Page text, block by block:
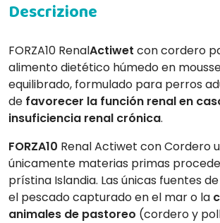
FORZA10 RenalActiwet con cordero
alimento dietético húmedo en
equilibrado, formulado para perros
de favorecer la función renal en
insuficiencia renal crónica.
FORZA10 Renal Actiwet con Cordero
únicamente materias primas
prístina Islandia. Las únicas fuentes
el pescado capturado en el mar o la
animales de pastoreo (cordero y